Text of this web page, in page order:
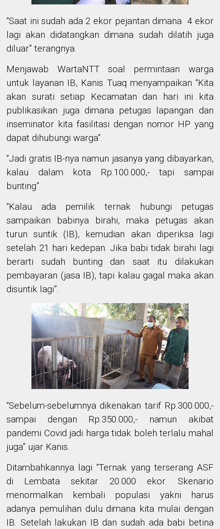
“Saat ini sudah ada 2 ekor pejantan dimana 4 ekor
lagi akan didatangkan dimana sudah dilatih juga
diluar” terangnya.
Menjawab WartaNTT soal permintaan warga
untuk layanan IB, Kanis Tuaq menyampaikan “Kita
akan surati setiap Kecamatan dan hari ini kita
publikasikan juga dimana petugas lapangan dan
inseminator kita fasilitasi dengan nomor HP yang
dapat dihubungi warga”.
“Jadi gratis IB-nya namun jasanya yang dibayarkan,
kalau dalam kota Rp.100.000,- tapi sampai
bunting”.
“Kalau ada pemilik ternak hubungi petugas
sampaikan babinya birahi, maka petugas akan
turun suntik (IB), kemudian akan diperiksa lagi
setelah 21 hari kedepan. Jika babi tidak birahi lagi
berarti sudah bunting dan saat itu dilakukan
pembayaran (jasa IB), tapi kalau gagal maka akan
disuntik lagi”.
“Sebelum-sebelumnya dikenakan tarif Rp.300.000,-
sampai dengan Rp.350.000,- namun akibat
pandemi Covid jadi harga tidak boleh terlalu mahal
juga” ujar Kanis.
Ditambahkannya lagi “Ternak yang terserang ASF
di Lembata sekitar 20.000 ekor. Skenario
menormalkan kembali populasi yakni harus
adanya pemulihan dulu dimana kita mulai dengan
IB. Setelah lakukan IB dan sudah ada babi betina